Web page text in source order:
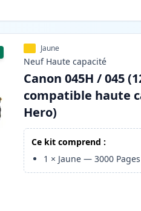
Jaune
Neuf Haute capacité
Canon 045H / 045
compatible haute
Hero)
Ce kit comprend :
1 × Jaune —3000 Pages